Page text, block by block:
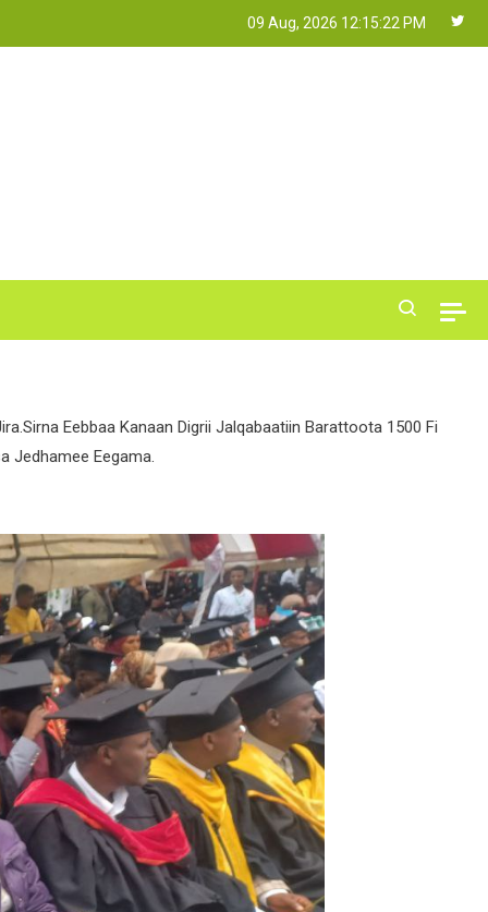
09 Aug, 2026 12:15:23 PM
Eebbaa Kanaan Digrii Jalqabaatiin Barattoota 1500 Fi
Jedhamee Eegama.